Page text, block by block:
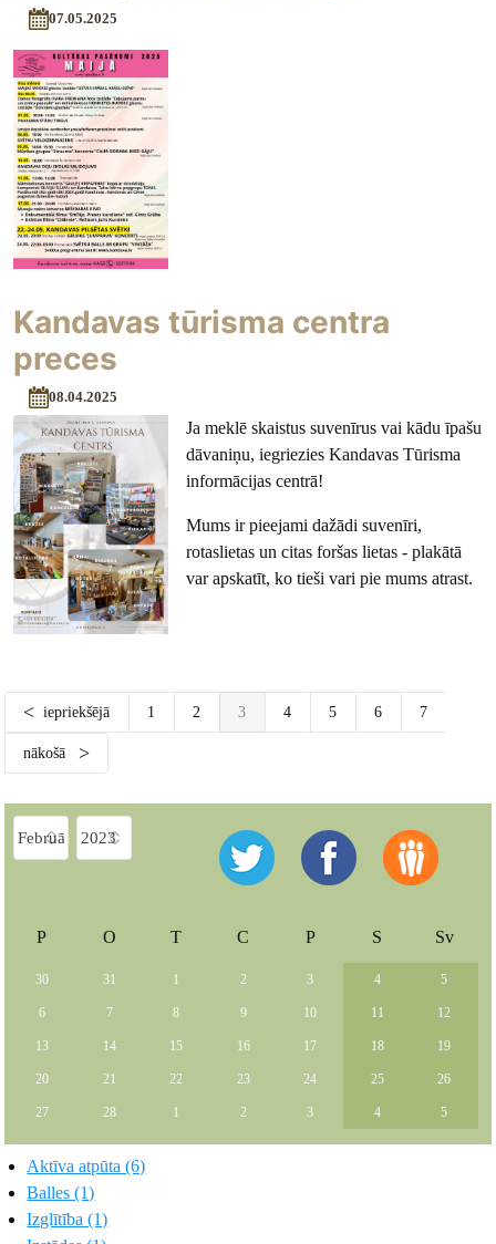
07.05.2025
Kandavas tūrisma centra
preces
08.04.2025
Ja meklē skaistus suvenīrus vai kādu īpašu
dāvaniņu, iegriezies Kandavas Tūrisma
informācijas centrā!
Mums ir pieejami dažādi suvenīri,
rotaslietas un citas foršas lietas - plakātā
var apskatīt, ko tieši vari pie mums atrast.
iepriekšējā 1 2 3 4 5 6 7
nākošā
P O T C P S Sv
30 31 1 2 3 4 5
6 7 8 9 10 11 12
13 14 15 16 17 18 19
20 21 22 23 24 25 26
27 28 1 2 3 4 5
Aktīva atpūta (6)
Balles (1)
Izglītība (1)